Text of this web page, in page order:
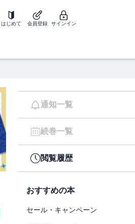
はじめて 会員登録 サインイン
通知一覧
続巻一覧
閲覧履歴
おすすめの本
セール・キャンペーン